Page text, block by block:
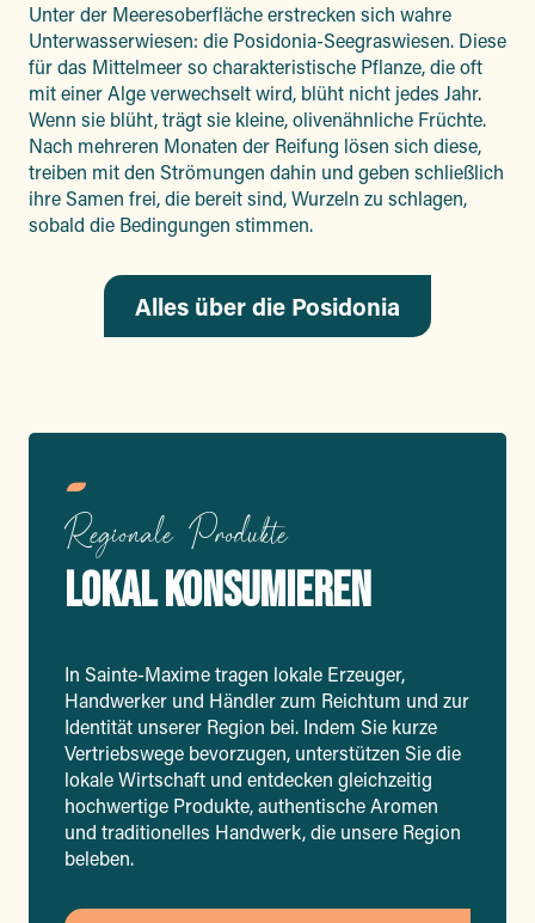
Unter der Meeresoberfläche erstrecken sich wahre
Unterwasserwiesen: die Posidonia-Seegraswiesen. Diese
für das Mittelmeer so charakteristische Pflanze, die oft
mit einer Alge verwechselt wird, blüht nicht jedes Jahr.
Wenn sie blüht, trägt sie kleine, olivenähnliche Früchte.
Nach mehreren Monaten der Reifung lösen sich diese,
treiben mit den Strömungen dahin und geben schließlich
ihre Samen frei, die bereit sind, Wurzeln zu schlagen,
sobald die Bedingungen stimmen.
Alles über die Posidonia
Regionale Produkte
LOKAL KONSUMIEREN
In Sainte-Maxime tragen lokale Erzeuger,
Handwerker und Händler zum Reichtum und zur
Identität unserer Region bei. Indem Sie kurze
Vertriebswege bevorzugen, unterstützen Sie die
lokale Wirtschaft und entdecken gleichzeitig
hochwertige Produkte, authentische Aromen
und traditionelles Handwerk, die unsere Region
beleben.